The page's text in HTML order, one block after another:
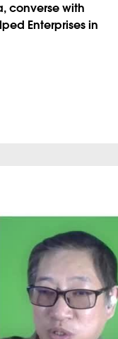
converse with
Enterprises in